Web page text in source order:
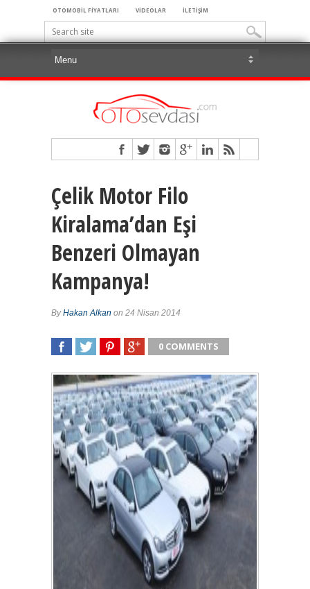
OTOMOBİL FİYATLARI VİDEOLAR İLETİŞİM
Çelik Motor Filo
Kiralama’dan Eşi
Benzeri Olmayan
Kampanya!
ByHakan Alkan on 24 Nisan 2014
0 COMMENTS